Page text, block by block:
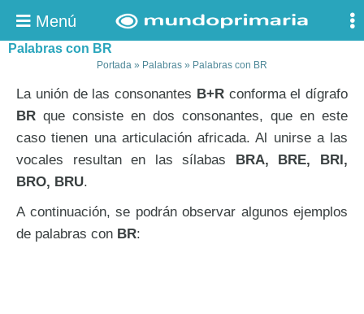
Menú
Palabras con BR
Portada » Palabras » Palabras con BR
La unión de las consonantes B+Rconforma el dígrafo
BR que consiste en dos consonantes, que en este
caso tienen una articulación africada. Al unirse a las
vocales resultan en las sílabas BRA, BRE, BRI,
BRO, BRU.
A continuación, se podrán observar algunos ejemplos
de palabras con BR: